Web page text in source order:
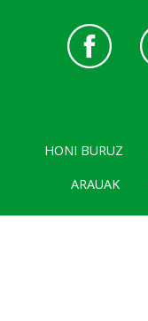
HONI BURUZ
ARAUAK